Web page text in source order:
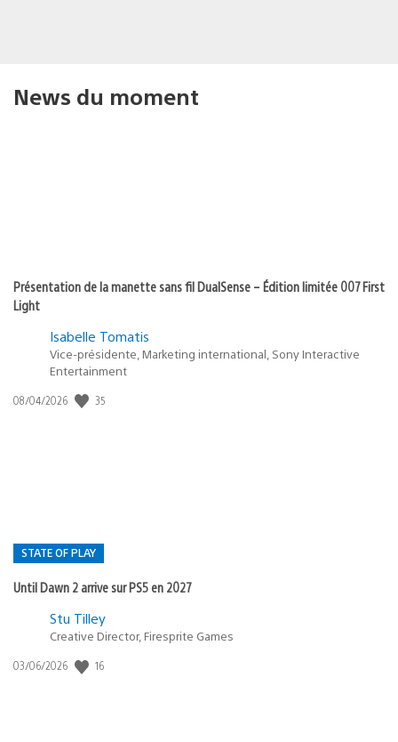
News du moment
Présentation de la manette sans fil DualSense – Édition limitée 007 First
Light
Isabelle Tomatis
Vice-présidente, Marketing international, Sony Interactive
Entertainment
Date
08/04/2026 35
STATE OF PLAY
Until Dawn 2 arrive sur PS5 en 2027
Postée
:
Stu Tilley
Creative Director, Firesprite Games
Date
03/06/2026 16